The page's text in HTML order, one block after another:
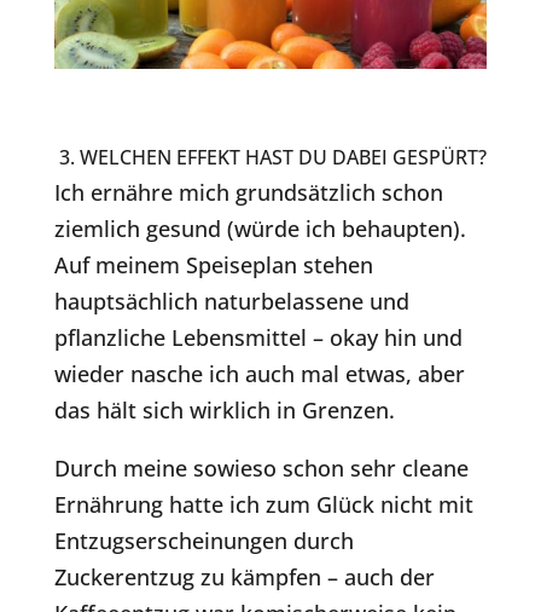
3. WELCHEN EFFEKT HAST DU DABEI GESPÜRT?
Ich ernähre mich grundsätzlich schon
ziemlich gesund (würde ich behaupten).
Auf meinem Speiseplan stehen
hauptsächlich naturbelassene und
pflanzliche Lebensmittel – okay hin und
wieder nasche ich auch mal etwas, aber
das hält sich wirklich in Grenzen.
Durch meine sowieso schon sehr cleane
Ernährung hatte ich zum Glück nicht mit
Entzugserscheinungen durch
Zuckerentzug zu kämpfen – auch der